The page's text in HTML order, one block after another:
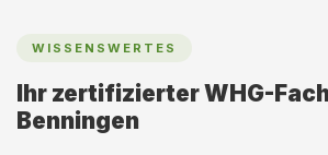
WISSENSWERTES
Ihr zertifizierter WHG-
Benningen